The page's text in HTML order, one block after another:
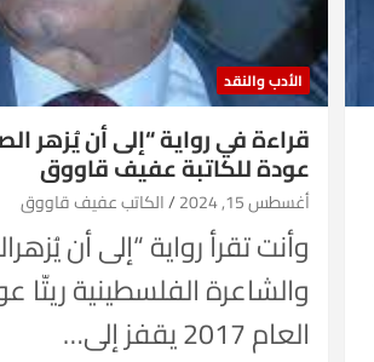
الأدب والنقد
قراءة في رواية “إلى أن يُزهر
عودة للكاتبة عفيف قاووق
أغسطس 15, 2024 الكاتب عفيف قاووق
وأنت تقرأ رواية “إلى أن
والشاعرة الفلسطينية ريتّا
العام 2017 يقفز إلى…